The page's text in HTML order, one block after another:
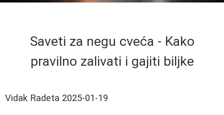
Saveti za negu cveća - Kako
pravilno zalivati i gajiti biljke
Vidak Radeta 2025-01-19